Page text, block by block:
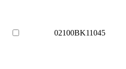
02100BK11045